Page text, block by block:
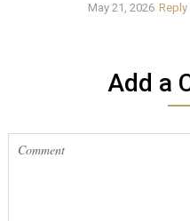
May 21, 2026 Reply
Add a